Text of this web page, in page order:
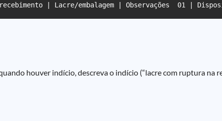
| Lacre/embalagem | Observações  01 |
houver indício, descreva o indício (“lacre com ruptura na